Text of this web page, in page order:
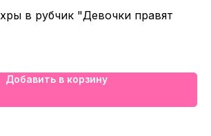
в рубчик "Девочки правят
Добавить в корзину